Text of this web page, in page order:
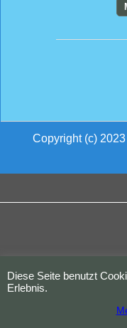
Copyright (c)
Diese Seite benutzt
Erlebnis.